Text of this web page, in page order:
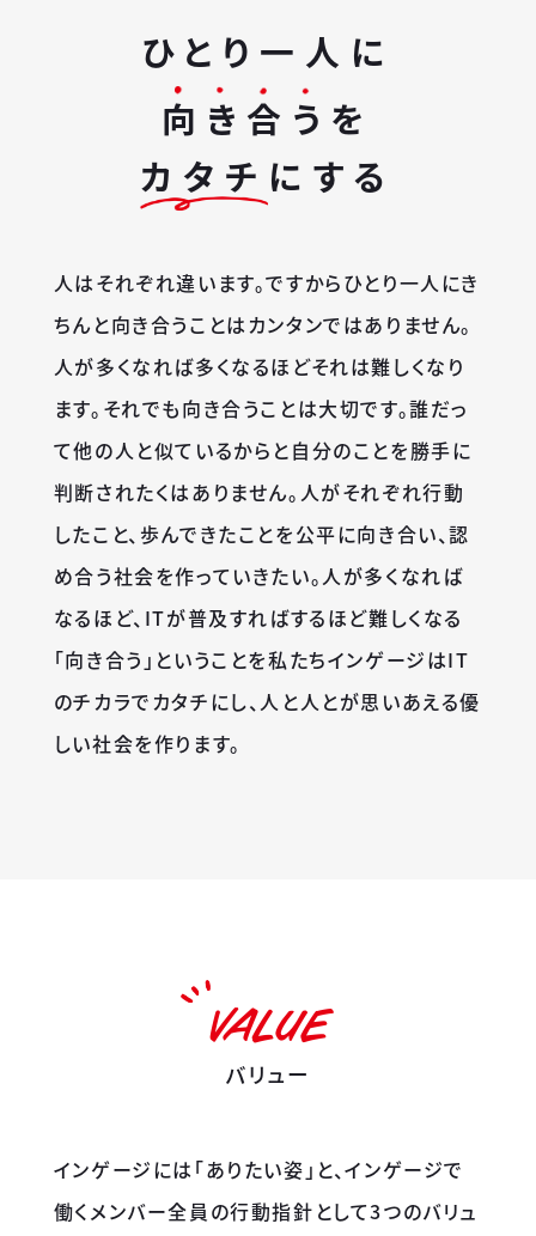
ひとり一人に
向き合う を
カタチ にする
人はそれぞれ違います。ですからひとり一人にき
ちんと向き合うことはカンタンではありません。
人が多くなれば多くなるほどそれは難しくなり
ます。それでも向き合うことは大切です。誰だっ
て他の人と似ているからと自分のことを勝手に
判断されたくはありません。人がそれぞれ行動
したこと、歩んできたことを公平に向き合い、認
め合う社会を作っていきたい。人が多くなれば
なるほど、ITが普及すればするほど難しくなる
「向き合う」ということを私たちインゲージはIT
のチカラでカタチにし、人と人とが思いあえる優
しい社会を作ります。
VALUE
バリュー
インゲージには「ありたい姿」と、インゲージで
働くメンバー全員の行動指針として3つのバリュ